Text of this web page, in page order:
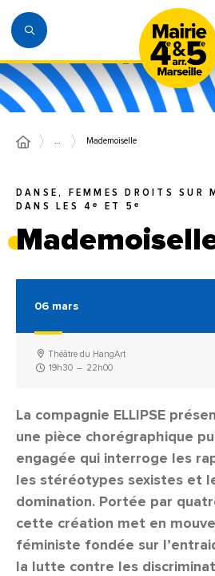
… Mademoiselle
DANSE, FEMMES DROITS SUR
DANS LES 4ᵉ ET 5ᵉ
06 mars
Théâtre du HangArt
19h30 – 22h00
La compagnie ELLIPSE
une pièce chorégraphique
engagée qui interroge les
les stéréotypes sexistes et
domination. Portée par
cette création met en
féministe fondée sur
la lutte contre les